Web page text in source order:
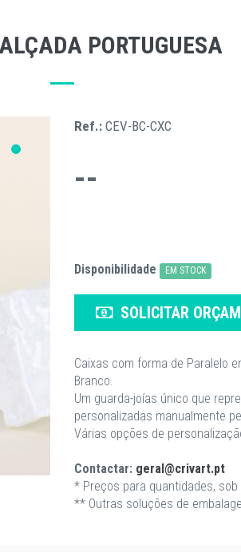
PORTUGUESA
Ref.: CEV-BC-CXC
--
Disponibilidade EM STOCK
SOLICITAR
Caixas com forma de Paralelo
Branco.
Um guarda-joías único que
personalizadas manualmente
Várias opções de
Contactar: geral@crivart.pt
* Preços para quantidades,
** Outras soluções de